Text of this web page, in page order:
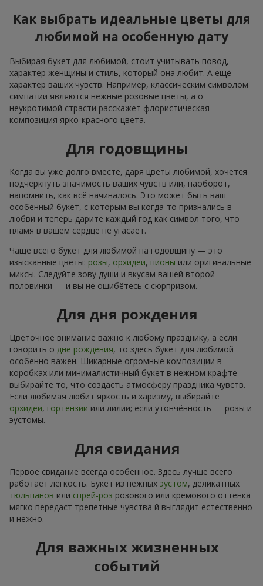
Как выбрать идеальные цветы для
любимой на особенную дату
Выбирая букет для любимой, стоит учитывать повод,
характер женщины и стиль, который она любит. А ещё —
характер ваших чувств. Например, классическим символом
симпатии являются нежные розовые цветы, а о
неукротимой страсти расскажет флористическая
композиция ярко-красного цвета.
Для годовщины
Когда вы уже долго вместе, даря цветы любимой, хочется
подчеркнуть значимость ваших чувств или, наоборот,
напомнить, как всё начиналось. Это может быть ваш
особенный букет, с которым вы когда-то признались в
любви и теперь дарите каждый год как символ того, что
пламя в вашем сердце не угасает.
Чаще всего букет для любимой на годовщину — это
изысканные цветы: розы, орхидеи, пионы или оригинальные
миксы. Следуйте зову души и вкусам вашей второй
половинки — и вы не ошибётесь с сюрпризом.
Для дня рождения
Цветочное внимание важно к любому празднику, а если
говорить о дне рождения, то здесь букет для любимой
особенно важен. Шикарные огромные композиции в
коробках или минималистичный букет в нежном крафте —
выбирайте то, что создасть атмосферу праздника чувств.
Если любимая любит яркость и харизму, выбирайте
орхидеи, гортензии или лилии; если утончённость — розы и
эустомы.
Для свидания
Первое свидание всегда особенное. Здесь лучше всего
работает лёгкость. Букет из нежных эустом, деликатных
тюльпанов или спрей-роз розового или кремового оттенка
мягко передаст трепетные чувства й выглядит естественно
и нежно.
Для важных жизненных
событий